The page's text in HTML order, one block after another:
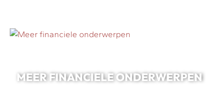
MEER FINANCIELE ONDERWERPEN